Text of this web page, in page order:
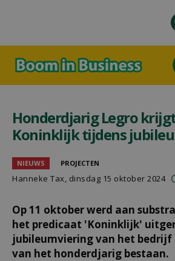
Honderdjarig Legro
Koninklijk tijdens
NIEUWS PROJECTEN
Hanneke Tax, dinsdag 15 oktober 2024
Op 11 oktober werd aan
het predicaat 'Koninklijk'
jubileumviering van het bedrijf
van het honderdjarig bestaan.